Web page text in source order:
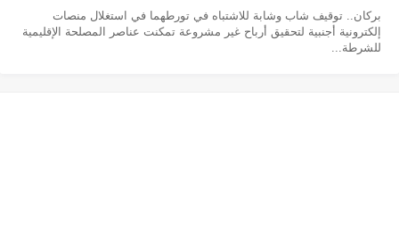
بركان.. توقيف شاب وشابة للاشتباه في تورطهما في استغلال منصات
إلكترونية أجنبية لتحقيق أرباح غير مشروعة تمكنت عناصر المصلحة الإقليمية
للشرطة...